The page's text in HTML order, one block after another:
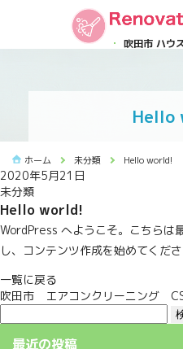
吹田市 ハウ
Hello
ホーム 未分類 Hello world!
2020年5月21日
未分類
Hello world!
WordPress へようこそ。こちらは
し、コンテンツ作成を始めてくださ
一覧に戻る
吹田市 エアコンクリーニング
索:
最近の投稿